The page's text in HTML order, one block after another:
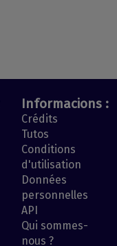
Informacions :
Crédits
Tutos
Conditions
d'utilisation
Données
personnelles
API
Qui sommes-
nous ?